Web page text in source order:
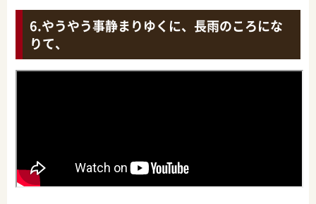
やうやう事静まりゆくに、長雨のころにな
りて、